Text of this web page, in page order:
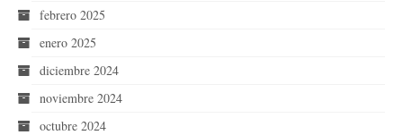
febrero 2025
enero 2025
diciembre 2024
noviembre 2024
octubre 2024